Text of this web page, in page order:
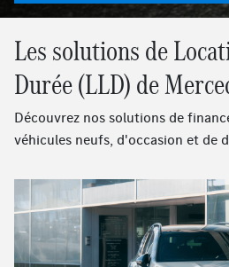
Les solutions de
Durée (LLD) de
Découvrez nos solutions de
véhicules neufs, d'occasion et de